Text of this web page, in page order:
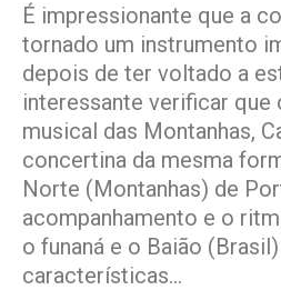
É impressionante que a
tornado um instrumento
depois de ter voltado a
interessante verificar que
musical das Montanhas,
concertina da mesma
Norte (Montanhas) de
acompanhamento e o
o funaná e o Baião
características…